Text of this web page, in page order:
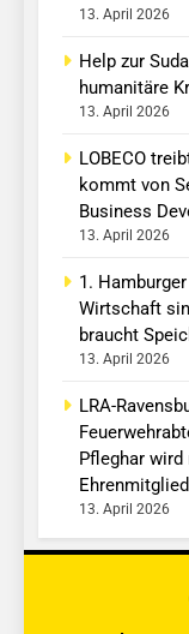
13. April 2026
Help zur
humanitäre
13. April 2026
LOBECO
kommt von
Business
13. April 2026
1.
Wirtschaft
braucht
13. April 2026
LRA-
Pfleghar
13. April 2026